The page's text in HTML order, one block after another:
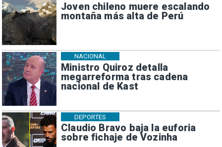
Joven chileno muere escalando
montaña más alta de Perú
Ministro Quiroz detalla
megarreforma tras cadena
nacional de Kast
NACIONAL
Claudio Bravo baja la euforia
sobre fichaje de Vozinha
DEPORTES